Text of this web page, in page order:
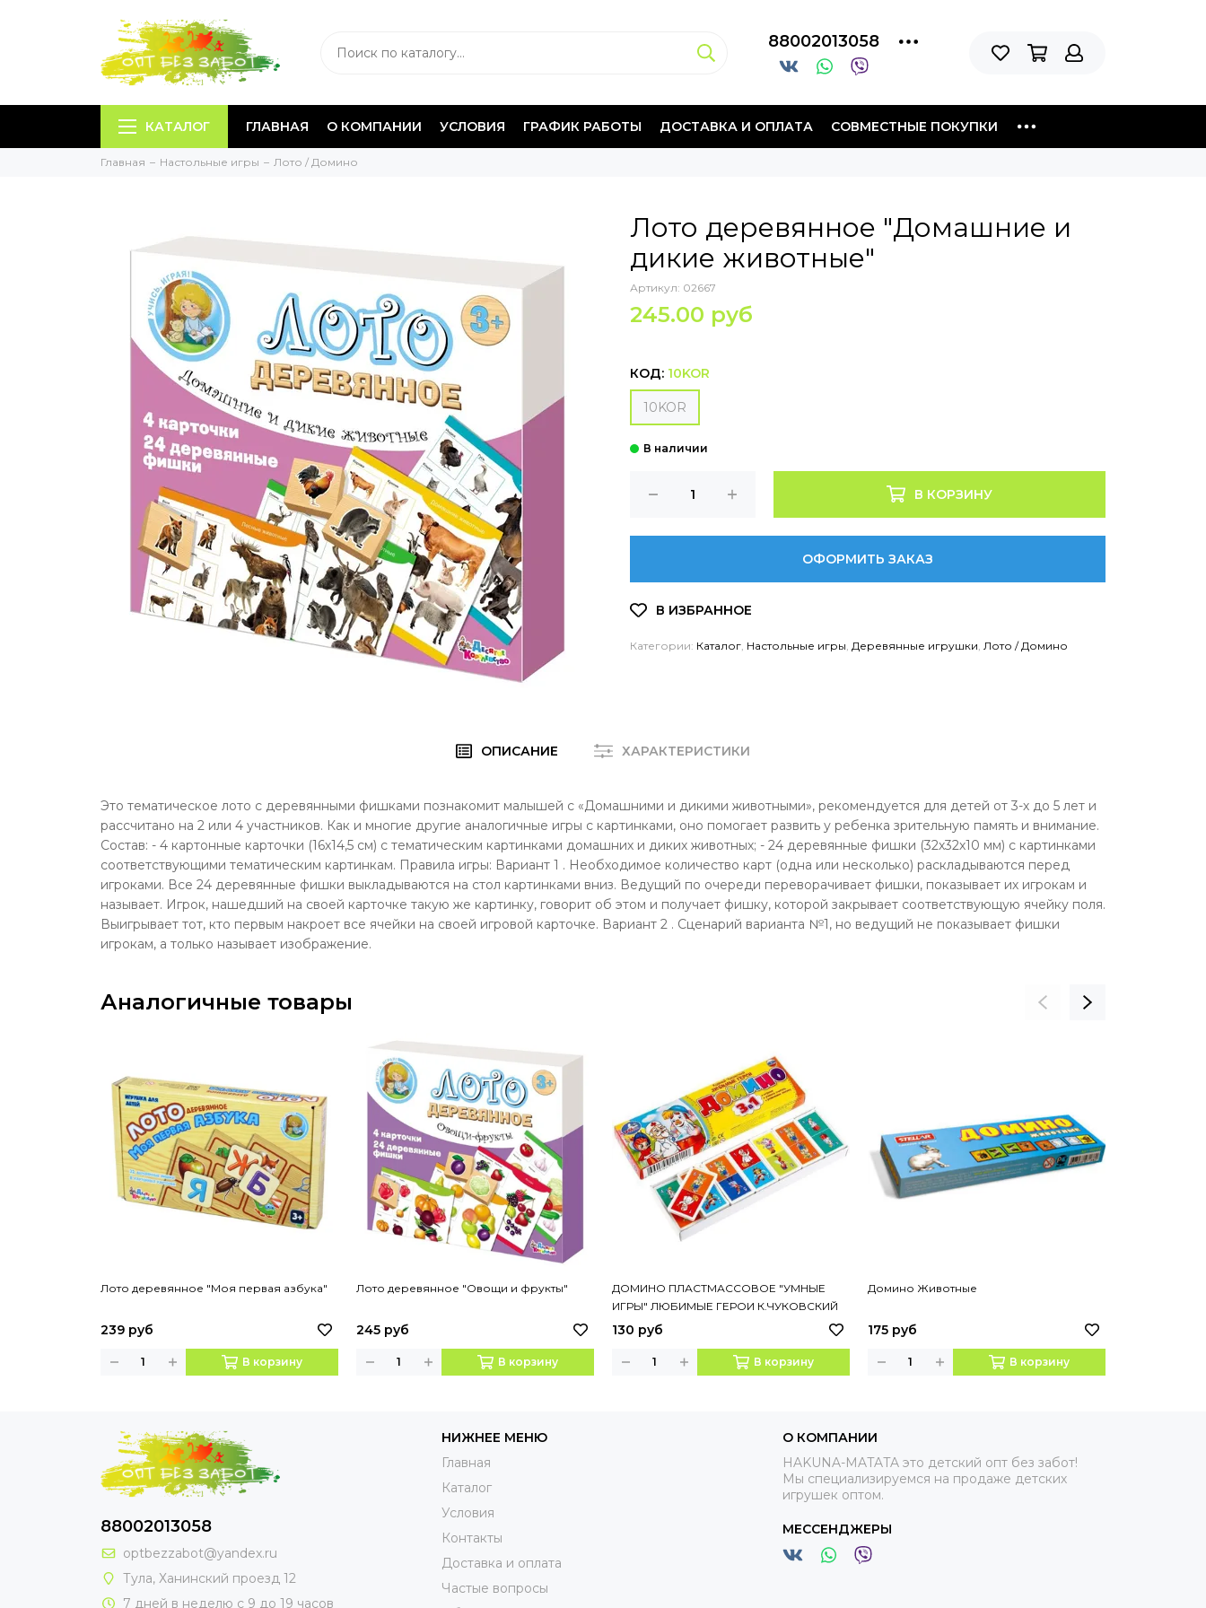
88002013058
КАТАЛОГ ГЛАВНАЯ О КОМПАНИИ УСЛОВИЯ ГРАФИК РАБОТЫ ДОСТАВКА И ОПЛАТА СОВМЕСТНЫЕ ПОКУПКИ
Главная Настольные игры Лото / Домино
Лото деревянное "Домашние и
дикие животные"
Артикул: 02667
245.00 руб
КОД: 10KOR
10KOR
В КОРЗИНУ
ОФОРМИТЬ ЗАКАЗ
Категории: Каталог Настольные игры Деревянные игрушки Лото / Домино
ОПИСАНИЕ ХАРАКТЕРИСТИКИ
Это тематическое лото с деревянными фишками познакомит малышей с «Домашними и дикими животными», рекомендуется для детей от 3-х до 5 лет и
рассчитано на 2 или 4 участников. Как и многие другие аналогичные игры с картинками, оно помогает развить у ребенка зрительную память и внимание.
Состав: - 4 картонные карточки (16х14,5 см) с тематическим картинками домашних и диких животных; - 24 деревянные фишки (32х32х10 мм) с картинками
соответствующими тематическим картинкам. Правила игры: Вариант 1 . Необходимое количество карт (одна или несколько) раскладываются перед
игроками. Все 24 деревянные фишки выкладываются на стол картинками вниз. Ведущий по очереди переворачивает фишки, показывает их игрокам и
называет. Игрок, нашедший на своей карточке такую же картинку, говорит об этом и получает фишку, которой закрывает соответствующую ячейку поля.
Выигрывает тот, кто первым накроет все ячейки на своей игровой карточке. Вариант 2 . Сценарий варианта №1, но ведущий не показывает фишки
игрокам, а только называет изображение.
Аналогичные товары
Лото деревянное "Моя первая азбука"
239 руб
В корзину
Лото деревянное "Овощи и фрукты"
245 руб
В корзину
ДОМИНО ПЛАСТМАССОВОЕ "УМНЫЕ
ИГРЫ" ЛЮБИМЫЕ ГЕРОИ К.ЧУКОВСКИЙ
3-В-1
130 руб
В корзину
Домино Животные
175 руб
В корзину
88002013058
optbezzabot@yandex.ru
Тула, Ханинский проезд 12
7 дней в неделю с 9 до 19 часов
НИЖНЕЕ МЕНЮ
Главная
Каталог
Условия
Контакты
Доставка и оплата
Частые вопросы
О КОМПАНИИ
HAKUNA-MATATA это детский опт без забот!
Мы специализируемся на продаже детских
игрушек оптом.
МЕССЕНДЖЕРЫ